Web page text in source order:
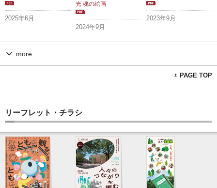
2025年6月
光 魂の絵画
2024年9月
2023年9月
more
PAGE TOP
リーフレット・チラシ